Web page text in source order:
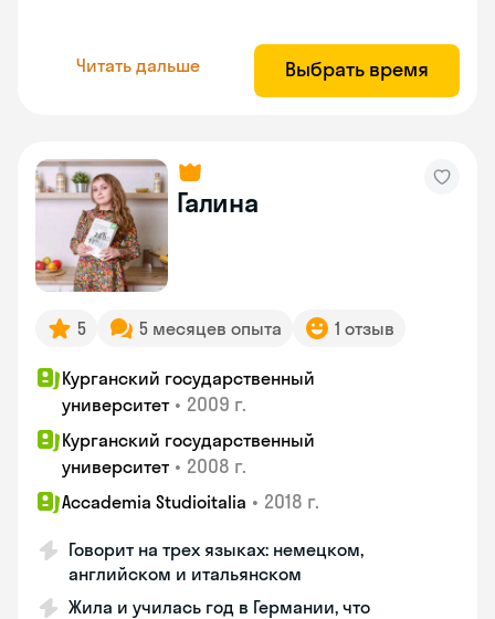
Читать дальше Выбрать время
Галина
5 5 месяцев опыта 1 отзыв
Курганский государственный
университет • 2009 г.
Курганский государственный
университет • 2008 г.
Accademia Studioitalia • 2018 г.
Говорит на трех языках: немецком,
английском и итальянском
Жила и училась год в Германии, что